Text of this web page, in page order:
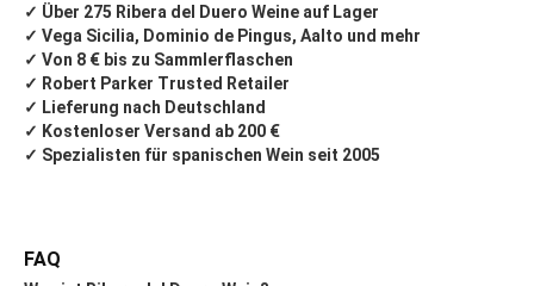
✓ Über 275 Ribera del Duero Weine auf Lager
✓ Vega Sicilia, Dominio de Pingus, Aalto und mehr
✓ Von 8 € bis zu Sammlerflaschen
✓ Robert Parker Trusted Retailer
✓ Lieferung nach Deutschland
✓ Kostenloser Versand ab 200 €
✓ Spezialisten für spanischen Wein seit 2005
FAQ